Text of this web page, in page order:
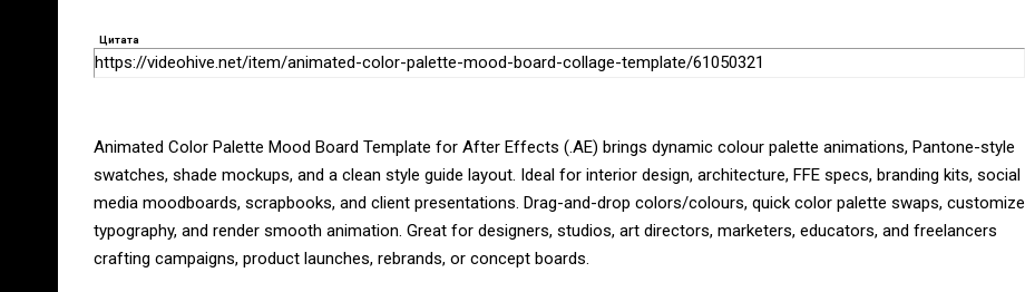
Цитата
https://videohive.net/item/animated-color-palette-mood-board-collage-template/61050321
Animated Color Palette Mood Board Template for After Effects (.AE) brings dynamic colour palette animations, Pantone-style
swatches, shade mockups, and a clean style guide layout. Ideal for interior design, architecture, FFE specs, branding kits, social
media moodboards, scrapbooks, and client presentations. Drag-and-drop colors/colours, quick color palette swaps, customize
typography, and render smooth animation. Great for designers, studios, art directors, marketers, educators, and freelancers
crafting campaigns, product launches, rebrands, or concept boards.